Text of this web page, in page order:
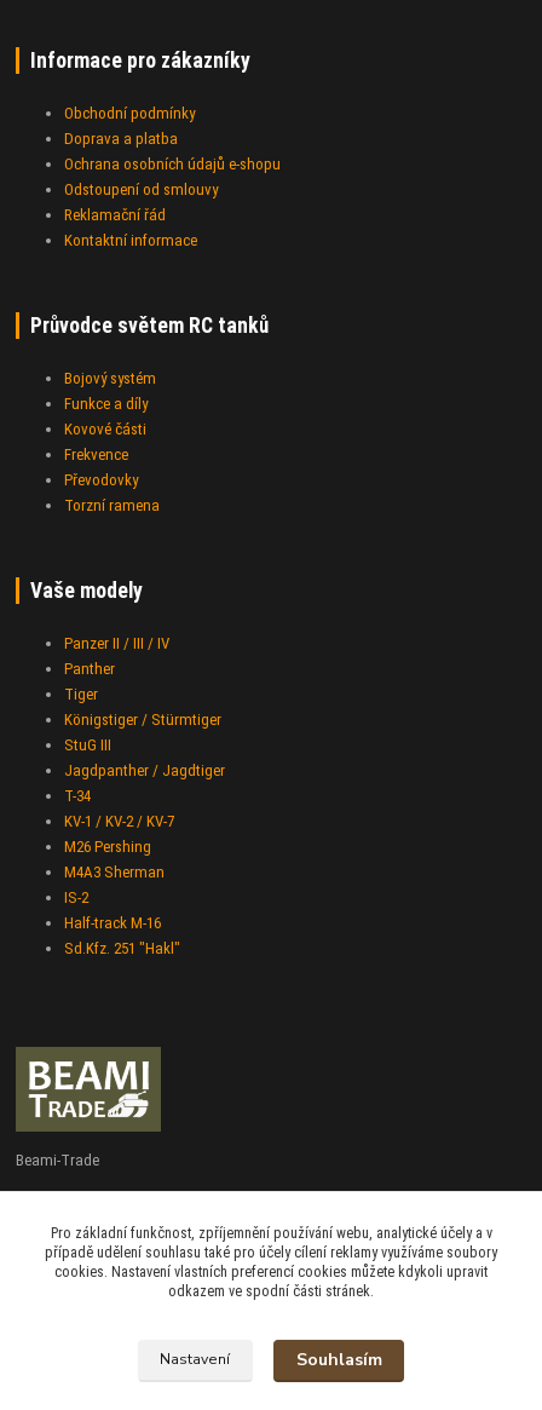
Informace pro zákazníky
Obchodní podmínky
Doprava a platba
Ochrana osobních údajů e-shopu
Odstoupení od smlouvy
Reklamační řád
Kontaktní informace
Průvodce světem RC tanků
Bojový systém
Funkce a díly
Kovové části
Frekvence
Převodovky
Torzní ramena
Vaše modely
Panzer II / III / IV
Panther
Tiger
Königstiger / Stürmtiger
StuG III
Jagdpanther / Jagdtiger
T-34
KV-1 / KV-2 / KV-7
M26 Pershing
M4A3 Sherman
IS-2
Half-track M-16
Sd.Kfz. 251 "Hakl"
Beami-Trade
Po - Pá 9:00 - 16:00
admin@beami-trade.cz
Pro základní funkčnost, zpříjemnění používání webu, analytické účely a v
případě udělení souhlasu také pro účely cílení reklamy využíváme soubory
cookies. Nastavení vlastních preferencí cookies můžete kdykoli upravit
odkazem ve spodní části stránek.
Nastavení Souhlasím